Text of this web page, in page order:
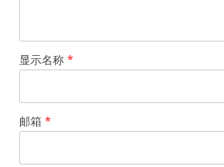
显示名称 *
邮箱 *